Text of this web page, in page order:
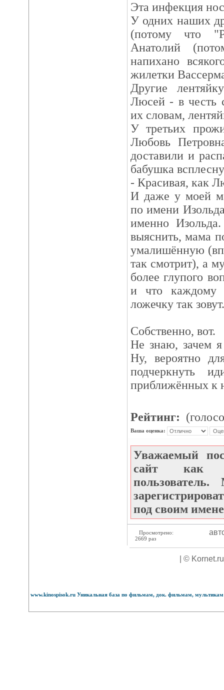
Эта инфекция
У одних наших
(потому что
Анатолий
напихано
жилетки
Другие
Люсей - в честь
их словам,
У третьих
Любовь
доставили и
бабушка
- Красивая, как
И даже у моей
по имени
именно
выяснить, мама
умалишённую
так смотрит), а
более глупого
и что каждому
ложечку так зовут.
Собственно, вот.
Не знаю, зачем я
Ну, вероятно
подчеркнуть
приближённых к
Рейтинг:
Ваша оценка:
Уважаемый
сайт как
под своим
Просмотрено:
2669 раз
| ©
www.kinospisok.ru Уникальная база по фильмам, док. фильмам,